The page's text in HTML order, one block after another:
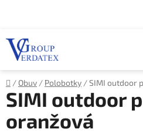
Domů
/ Obuv / Polobotky /SIMI outdoor
SIMI outdoor
oranžová